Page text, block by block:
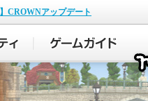
CROWNアップデート